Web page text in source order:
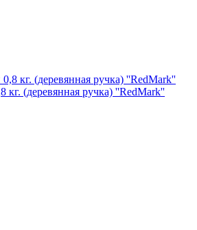
кг. (деревянная ручка) ''RedMark''